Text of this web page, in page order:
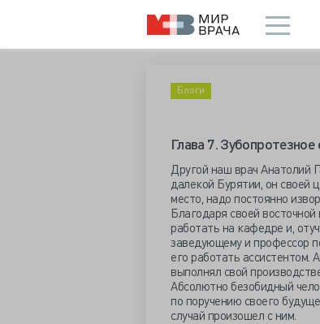
Блоги
Глава 7.
Другой наш врач Анатолий
далекой Бурятии, он своей
место, надо постоянно
Благодаря своей
работать на кафедре и,
заведующему и профессор
его работать ассистентом.
выполнял свой
Абсолютно безобидный
по поручению своего
случай произошел с ним.